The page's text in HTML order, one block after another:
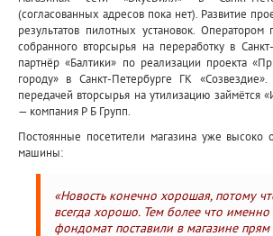
(согласованных адресов пока нет). Развитие
результатов пилотных установок.
собранного вторсырья на переработку в
партнёр «Балтики» по реализации проекта
городу» в Санкт-Петербурге ГК
передачей вторсырья на утилизацию займётся
— компания Р Б Групп.
Постоянные посетители магазина уже высоко
машины:
«Новость конечно хорошая, потому
всегда хорошо. Тем более что именно
фондомат поставили в магазине